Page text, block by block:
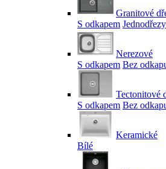
Granitové
S odkapem Jednodřezy
Nerezové
S odkapem Bez
Tectonitové
S odkapem Bez
Keramické
Bílé